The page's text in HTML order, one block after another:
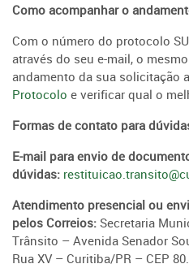
Como acompanhar o
Com o número do protocolo
através do seu e-mail, o
andamento da sua solicitação
Protocolo e verificar qual o
Formas de contato para
E-mail para envio de
dúvidas:
Atendimento presencial ou
pelos Correios: Secretaria
Trânsito – Avenida Senador
Rua XV – Curitiba/PR – CEP